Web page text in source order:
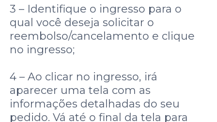
3 – Identifique o ingresso para o
qual você deseja solicitar o
reembolso/cancelamento e clique
no ingresso;
4 – Ao clicar no ingresso, irá
aparecer uma tela com as
informações detalhadas do seu
pedido. Vá até o final da tela para